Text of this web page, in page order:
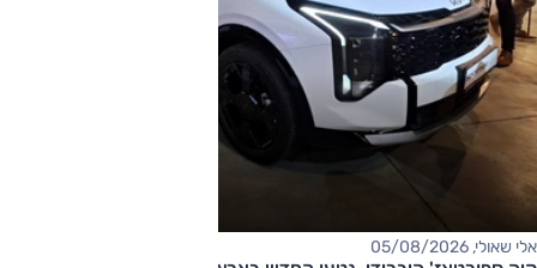
אלי שאולי, 05/08/2026